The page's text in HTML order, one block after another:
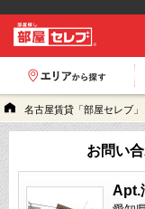
名古屋賃貸「部屋セレブ」
お問い
Apt.